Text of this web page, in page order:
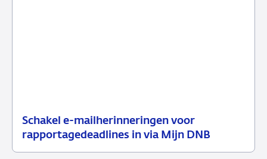
Schakel e-mailherinneringen voor
rapportagedeadlines in via Mijn DNB
21
Nieuwsbericht